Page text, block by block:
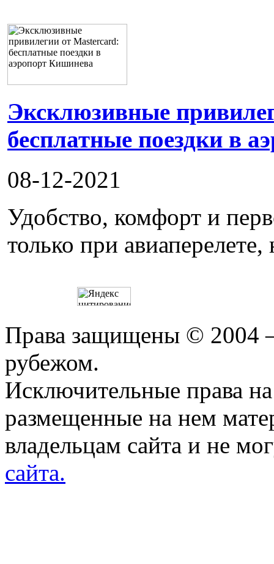
Эксклюзивные
бесплатные поездки в
08-12-2021
Удобство, комфорт и
только при
Права защищены © 2004
рубежом.
Исключительные права
размещенные на нем
владельцам сайта и не
сайта.